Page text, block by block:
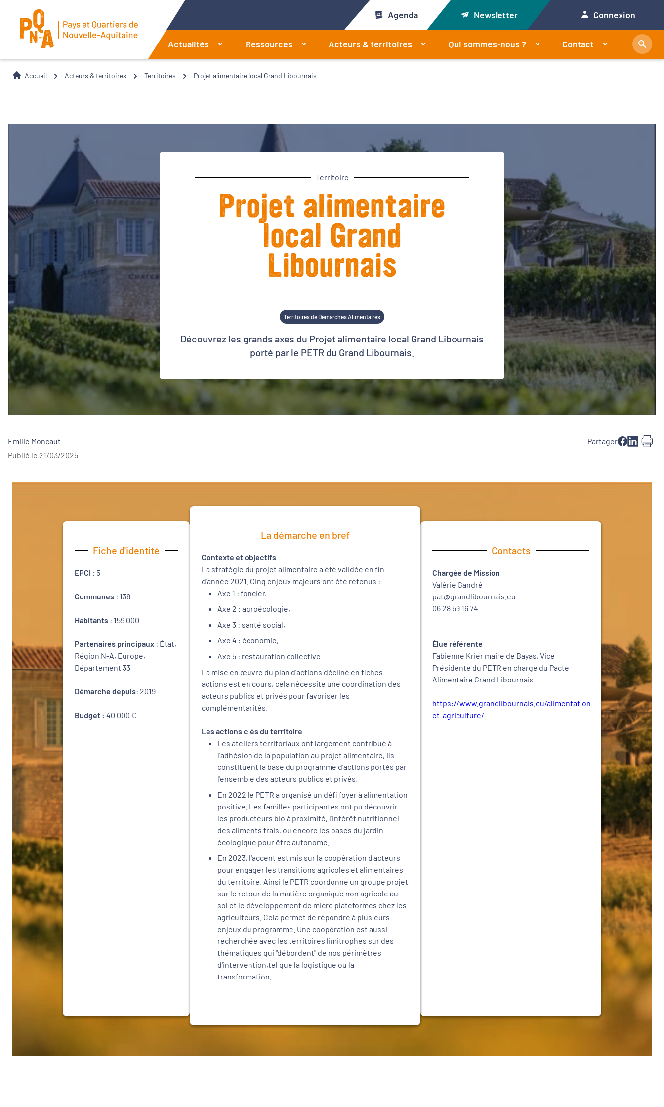
Agenda Newsletter Connexion
Actualités Ressources Acteurs & territoires Qui sommes-nous ? Contact
Accueil Acteurs & territoires Territoires Projet alimentaire local Grand Libournais
Territoire
Projet alimentaire
local Grand
Libournais
Territoires de Démarches Alimentaires
Découvrez les grands axes du Projet alimentaire local Grand Libournais
porté par le PETR du Grand Libournais.
Emilie Moncaut
Publié le 21/03/2025
Partager
Fiche d'identité
EPCI : 5
Communes: 136
Habitants : 159 000
Partenaires principaux : État,
Région N-A, Europe,
Département 33
Démarche depuis: 2019
Budget : 40 000 €
La démarche en bref
Contexte et objectifs
La stratégie du projet alimentaire a été validée en fin
d'année 2021. Cinq enjeux majeurs ont été retenus :
Axe 1 : foncier,
Axe 2 : agroécologie,
Axe 3 : santé social,
Axe 4 : économie,
Axe 5 : restauration collective
La mise en œuvre du plan d'actions décliné en fiches
actions est en cours, cela nécessite une coordination des
acteurs publics et privés pour favoriser les
complémentarités.
Les actions clés du territoire
Les ateliers territoriaux ont largement contribué à
l'adhésion de la population au projet alimentaire, ils
constituent la base du programme d'actions portés par
l'ensemble des acteurs publics et privés.
En 2022 le PETR a organisé un défi foyer à alimentation
positive. Les familles participantes ont pu découvrir
les producteurs bio à proximité, l'intérêt nutritionnel
des aliments frais, ou encore les bases du jardin
écologique pour être autonome.
En 2023, l'accent est mis sur la coopération d'acteurs
pour engager les transitions agricoles et alimentaires
du territoire. Ainsi le PETR coordonne un groupe projet
sur le retour de la matière organique non agricole au
sol et le développement de micro plateformes chez les
agriculteurs. Cela permet de répondre à plusieurs
enjeux du programme. Une coopération est aussi
recherchée avec les territoires limitrophes sur des
thématiques qui "débordent" de nos périmètres
d'intervention,tel que la logistique ou la
transformation.
Contacts
Chargée de Mission
Valérie Gandré
pat@grandlibournais.eu
06 28 59 16 74
Élue référente
Fabienne Krier maire de Bayas, Vice
Présidente du PETR en charge du Pacte
Alimentaire Grand Libournais
https://www.grandlibournais.eu/alimentation-
et-agriculture/